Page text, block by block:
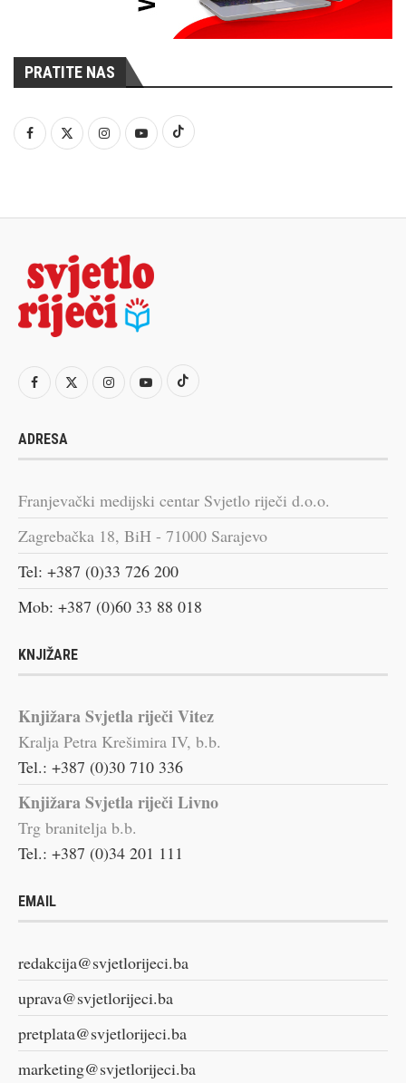
PRATITE NAS
ADRESA
Franjevački medijski centar Svjetlo riječi d.o.o.
Zagrebačka 18, BiH - 71000 Sarajevo
Tel: +387 (0)33 726 200
Mob: +387 (0)60 33 88 018
KNJIŽARE
Knjižara Svjetla riječi Vitez
Kralja Petra Krešimira IV, b.b.
Tel.: +387 (0)30 710 336
Knjižara Svjetla riječi Livno
Trg branitelja b.b.
Tel.: +387 (0)34 201 111
EMAIL
redakcija@svjetlorijeci.ba
uprava@svjetlorijeci.ba
pretplata@svjetlorijeci.ba
marketing@svjetlorijeci.ba